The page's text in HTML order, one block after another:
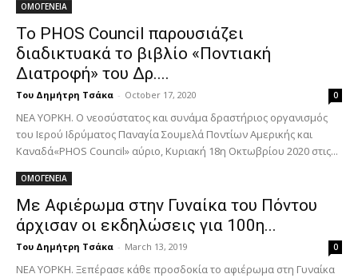
ΟΜΟΓΕΝΕΙΑ
To PHOS Council παρουσιάζει
διαδικτυακά το βιβλίο «Ποντιακή
Διατροφή» του Δρ....
Του Δημήτρη Τσάκα - October 17, 2020 0
ΝΕΑ ΥΟΡΚΗ. Ο νεοσύστατος και συνάμα δραστήριος οργανισμός
του Ιερού Ιδρύματος Παναγία Σουμελά Ποντίων Αμερικής και
Καναδά«PHOS Council» αύριο, Κυριακή 18η Οκτωβρίου 2020 στις...
ΟΜΟΓΕΝΕΙΑ
Με Αφιέρωμα στην Γυναίκα του Πόντου
άρχισαν οι εκδηλώσεις για 100η...
Του Δημήτρη Τσάκα - March 13, 2019 0
ΝΕΑ ΥΟΡΚΗ. Ξεπέρασε κάθε προσδοκία το αφιέρωμα στη Γυναίκα